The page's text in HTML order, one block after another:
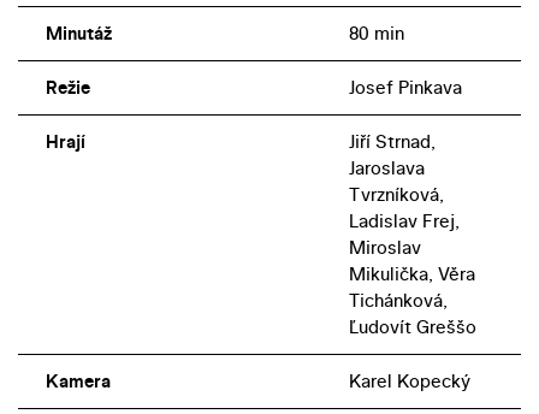
Minutáž 80 min
Režie Josef Pinkava
Hrají
Jiří Strnad,
Jaroslava
Tvrzníková,
Ladislav Frej,
Miroslav
Mikulička, Věra
Tichánková,
Ľudovít Greššo
Kamera Karel Kopecký